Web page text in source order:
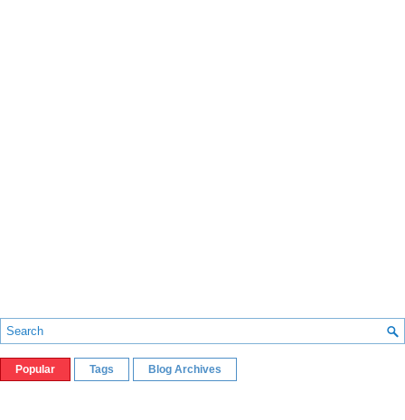
Popular Tags Blog Archives